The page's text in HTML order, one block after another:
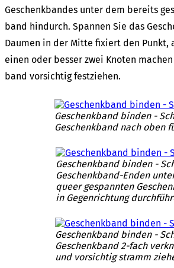
Geschenk­ban­des unter dem bereits
band hindurch. Span­nen Sie das
Daumen in der Mitte fixiert den Punkt,
einen oder besser zwei Knoten
band vorsich­tig fest­zie­hen.
Geschenk­band binden -
Geschenk­band nach oben
Geschenk­band binden -
Geschenk­band-Enden
queer gespann­ten
in Gegen­rich­tung
Geschenk­band binden -
Geschenk­band 2-fach
und vorsich­tig stramm